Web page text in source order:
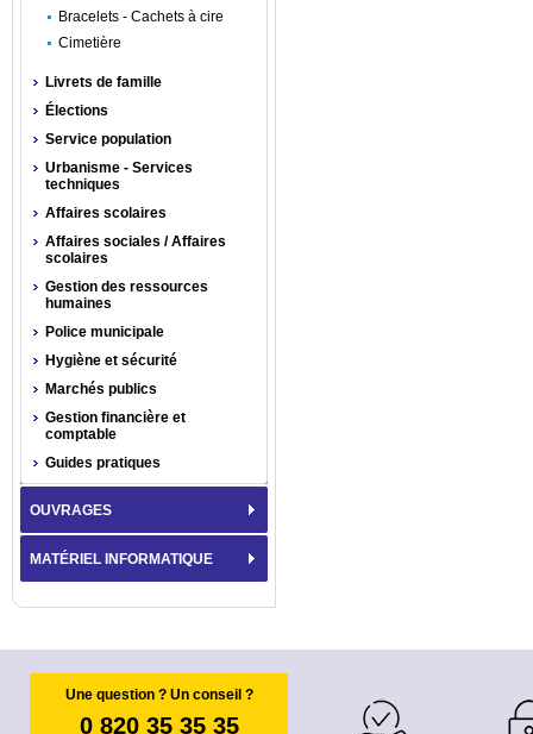
Bracelets - Cachets à cire
Cimetière
Livrets de famille
Élections
Service population
Urbanisme - Services
techniques
Affaires scolaires
Affaires sociales / Affaires
scolaires
Gestion des ressources
humaines
Police municipale
Hygiène et sécurité
Marchés publics
Gestion financière et
comptable
Guides pratiques
OUVRAGES
MATÉRIEL INFORMATIQUE
Une question ? Un conseil ?
0 820 35 35 35